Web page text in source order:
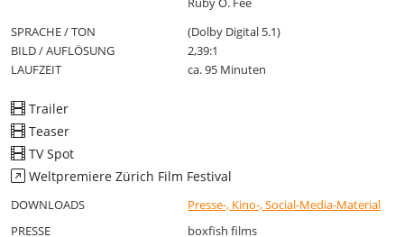
sein Leben zurück. Doch auch seine verborgenen Wünsche
zum Vorschein. Felix gerät immer tiefer in den Strudel seiner
Begierden und wird mit seinen unterbewussten Wünschen
Bis er schlussendlich realisiert, dass es für ihn nur den einen
Wunsch gibt.
Ruby O. Fee
SPRACHE / TON
(Dolby Digital 5.1)
BILD / AUFLÖSUNG
2,39:1
LAUFZEIT
ca. 95 Minuten
Trailer
Teaser
TV Spot
Weltpremiere Zürich Film Festival
DOWNLOADS
Presse-, Kino-, Social-Media-Material
PRESSE
boxfish films